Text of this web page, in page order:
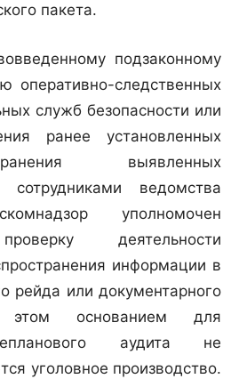
пакета.
подзаконному
оперативно-следственных
служб безопасности или
ранее установленных
выявленных
сотрудниками ведомства
уполномочен
деятельности
информации в
рейда или документарного
этом основанием для
аудита не
уголовное производство.